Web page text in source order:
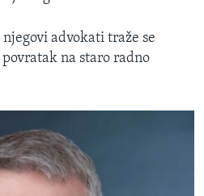
advokati traže se
na staro radno